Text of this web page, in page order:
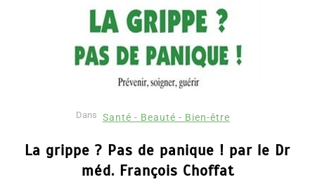
Dans Santé - Beauté - Bien-être
La grippe ? Pas de panique ! par le Dr
méd. François Choffat